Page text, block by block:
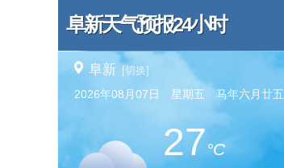
阜新天气预报24小时
阜新 [切换]
2026年08月07日 星期五 马年六月廿五
27°C